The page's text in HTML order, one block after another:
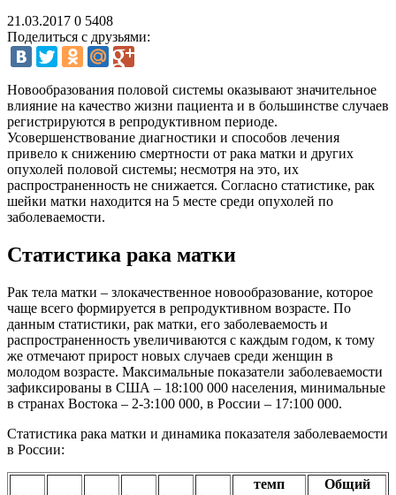
21.03.2017 0 5408
Поделиться с друзьями:
Новообразования половой системы оказывают значительное
влияние на качество жизни пациента и в большинстве случаев
регистрируются в репродуктивном периоде.
Усовершенствование диагностики и способов лечения
привело к снижению смертности от рака матки и других
опухолей половой системы; несмотря на это, их
распространенность не снижается. Согласно статистике, рак
шейки матки находится на 5 месте среди опухолей по
заболеваемости.
Статистика рака матки
Рак тела матки – злокачественное новообразование, которое
чаще всего формируется в репродуктивном возрасте. По
данным статистики, рак матки, его заболеваемость и
распространенность увеличиваются с каждым годом, к тому
же отмечают прирост новых случаев среди женщин в
молодом возрасте. Максимальные показатели заболеваемости
зафиксированы в США – 18:100 000 населения, минимальные
в странах Востока – 2-3:100 000, в России – 17:100 000.
Статистика рака матки и динамика показателя заболеваемости
в России:
темп
Общий